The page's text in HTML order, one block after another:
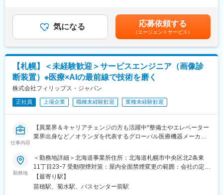
・当社ではノルマのために無理な営業を行うことはありません。
あくまでも「目標」としてチーム制度で協力しながら行動し、お
客様のためになる提案を第一に考えています。
・医療機器・医療商材の代理店営業の為、医療業界、知識を身に
付けることができます。
・家族手当等の福利厚生も充実しており、長期就業できる環境で
す。
・長時間の残業は発生しません。残業月平均10～15時間程度で
す。
【求人ポイント◎】
■未経験の方も歓迎です。異業種・営業未経験から入社された方も
■成績等に応じて若くしてのキャリアアップが可能です。(30代で
の支店長登用実績多数あり)
■固定給に加え、販売実績に応じたインセンティブ制度がありま
す。
全体平均で年間約50万円の支給実績があり、成果に応じてさらに
高収入を目指すことも可能です。
入社後すぐに数字を任せるのではなく、研修・同行を経て段階的
に目標を持っていただきます。
■転勤は基本的にありません。(管理職になった場合、打診可能性
はありますが意向に沿います。)
【中途入社者アンケート】
■入社を決めた理由
（1）社会貢献できる・お客様に喜んで頂ける
（2）安定性・信頼性
＞有＜残業手当＞有＜給与補足＞■固定給に加え、販売実績に応じ
たインセンティブ制度があります。■昇給年１回■賞与：年2回（7
月・12月）基本給の3ヶ月分程度を想定賃金はあくまでも目安の
金額であり、選考を通じて上下する可能性があります。月給(月額)
は固定手当を含めた表記です。
気になる 応募依頼する
（エージェントサービス）
【札幌】＜未経験歓迎＞サービスエンジニア（画像診
断装置）※医療×AIの最前線で技術を磨く
株式会社フィリップス・ジャパン
正社員 上場企業 職種未経験歓迎 業種未経験歓迎
仕事内容
【異業界＆キャリアチェンジの方も活躍中*整備士やエレベーター
業界出身など／オランダを代表するグローバル医療機器メーカー
100ヵ国以上に展開／語学研修・海外研修でグローバルスキル習
得／福利厚生充実／フルフレックス／長期就業◎】
■職務詳細：
当社のサービスエンジニア職として、医療機器の保守、点検、修
勤務地
＜勤務地詳細＞北海道事業所住所：北海道札幌市中央区北2条東
11丁目23ｰ7 受動喫煙対策：屋内全面禁煙変更の範囲：会社の定め
る事業所（リモートワーク含む）
【最寄り駅】
苗穂駅、菊水駅、バスセンター前駅